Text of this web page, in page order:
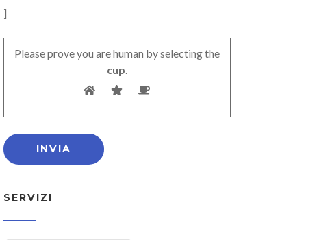
]
Please prove you are human by selecting the
cup.
SERVIZI